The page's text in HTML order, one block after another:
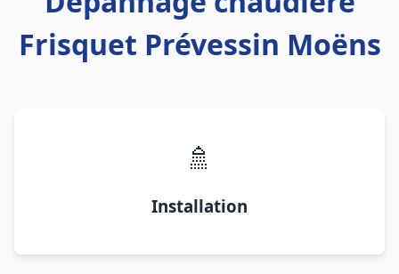
Frisquet Prévessin Moëns
🚿
Installation